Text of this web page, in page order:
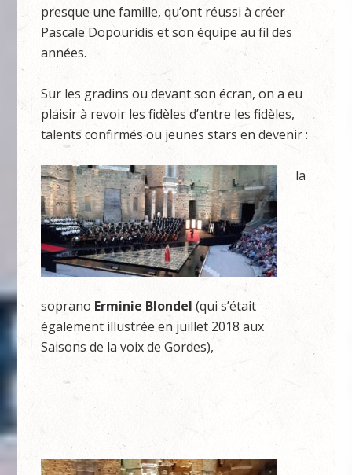
presque une famille, qu’ont réussi à créer
Pascale Dopouridis et son équipe au fil des
années.
Sur les gradins ou devant son écran, on a eu
plaisir à revoir les fidèles d’entre les fidèles,
talents confirmés ou jeunes stars en devenir :
la
soprano Erminie Blondel (qui s’était
également illustrée en juillet 2018 aux
Saisons de la voix de Gordes),